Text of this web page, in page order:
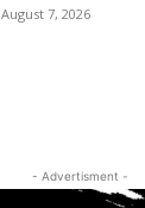
August 7, 2026
- Advertisment -